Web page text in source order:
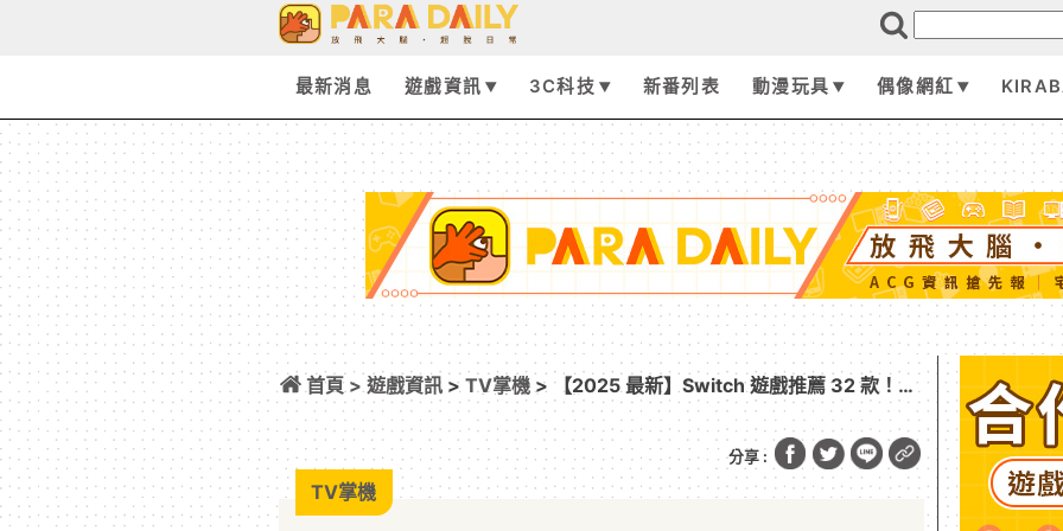
最新消息 遊戲資訊 3C科技 新番列表 動漫玩具 偶像網紅
首頁 >遊戲資訊 >TV掌機 > 【2025 最新】Switch 遊戲推薦 32 款！
NS 多人、單人遊戲必買作品一次看！
分享 :
TV掌機